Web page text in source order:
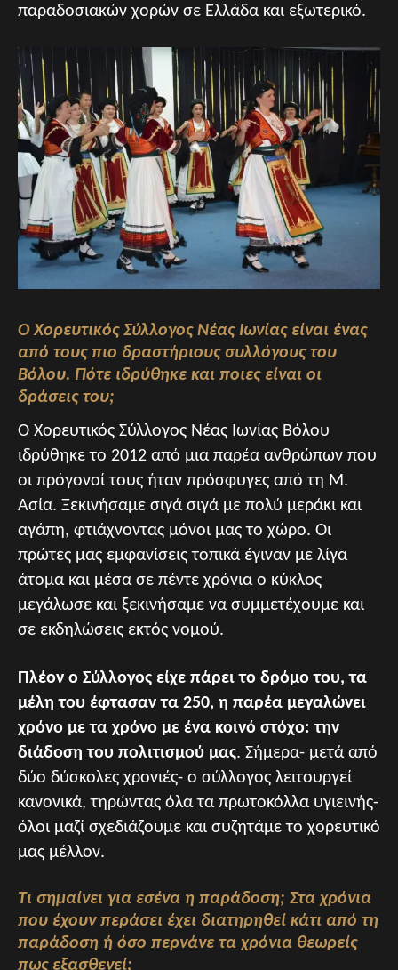
παραδοσιακών χορών σε Ελλάδα και εξωτερικό.
Ο Χορευτικός Σύλλογος Νέας Ιωνίας είναι ένας
από τους πιο δραστήριους συλλόγους του
Βόλου. Πότε ιδρύθηκε και ποιες είναι οι
δράσεις του;
Ο Χορευτικός Σύλλογος Νέας Ιωνίας Βόλου
ιδρύθηκε το 2012 από μια παρέα ανθρώπων που
οι πρόγονοί τους ήταν πρόσφυγες από τη Μ.
Ασία. Ξεκινήσαμε σιγά σιγά με πολύ μεράκι και
αγάπη, φτιάχνοντας μόνοι μας το χώρο. Οι
πρώτες μας εμφανίσεις τοπικά έγιναν με λίγα
άτομα και μέσα σε πέντε χρόνια ο κύκλος
μεγάλωσε και ξεκινήσαμε να συμμετέχουμε και
σε εκδηλώσεις εκτός νομού.
Πλέον ο Σύλλογος είχε πάρει το δρόμο του, τα
μέλη του έφτασαν τα 250, η παρέα μεγαλώνει
χρόνο με τα χρόνο με ένα κοινό στόχο: την
διάδοση του πολιτισμού μας. Σήμερα- μετά από
δύο δύσκολες χρονιές- ο σύλλογος λειτουργεί
κανονικά, τηρώντας όλα τα πρωτοκόλλα υγιεινής-
όλοι μαζί σχεδιάζουμε και συζητάμε το χορευτικό
μας μέλλον.
Τι σημαίνει για εσένα η παράδοση; Στα χρόνια
που έχουν περάσει έχει διατηρηθεί κάτι από τη
παράδοση ή όσο περνάνε τα χρόνια θεωρείς
πως εξασθενεί;